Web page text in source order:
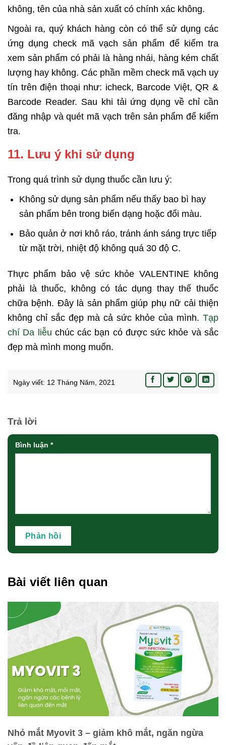
không, tên của nhà sản xuất có chính xác không.
Ngoài ra, quý khách hàng còn có thể sử dụng các
ứng dụng check mã vạch sản phẩm để kiểm tra
xem sản phẩm có phải là hàng nhái, hàng kém chất
lượng hay không. Các phần mềm check mã vạch uy
tín trên điện thoại như: icheck, Barcode Việt, QR &
Barcode Reader. Sau khi tải ứng dụng về chỉ cần
đăng nhập và quét mã vạch trên sản phẩm để kiểm
tra.
11. Lưu ý khi sử dụng
Trong quá trình sử dụng thuốc cần lưu ý:
Không sử dụng sản phẩm nếu thấy bao bì hay
sản phẩm bên trong biến dạng hoặc đổi màu.
Bảo quản ở nơi khô ráo, tránh ánh sáng trực tiếp
từ mặt trời, nhiệt độ không quá 30 độ C.
Thực phẩm bảo vệ sức khỏe VALENTINE không
phải là thuốc, không có tác dụng thay thế thuốc
chữa bệnh. Đây là sản phẩm giúp phụ nữ cải thiện
không chỉ sắc đẹp mà cả sức khỏe của mình. Tạp
chí Da liễu chúc các bạn có được sức khỏe và sắc
đẹp mà mình mong muốn.
Ngày viết: 12 Tháng Năm, 2021
Trả lời
Bình luận *
Bài viết liên quan
Nhỏ mắt Myovit 3 – giảm khô mắt, ngăn ngừa